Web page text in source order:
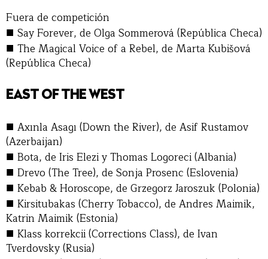
Fuera de competición
■ Say Forever, de Olga Sommerová (República Checa)
■ The Magical Voice of a Rebel, de Marta Kubišová
(República Checa)
EAST OF THE WEST
■ Axınla Asagı (Down the River), de Asif Rustamov
(Azerbaijan)
■ Bota, de Iris Elezi y Thomas Logoreci (Albania)
■ Drevo (The Tree), de Sonja Prosenc (Eslovenia)
■ Kebab & Horoscope, de Grzegorz Jaroszuk (Polonia)
■ Kirsitubakas (Cherry Tobacco), de Andres Maimik,
Katrin Maimik (Estonia)
■ Klass korrekcii (Corrections Class), de Ivan
Tverdovsky (Rusia)